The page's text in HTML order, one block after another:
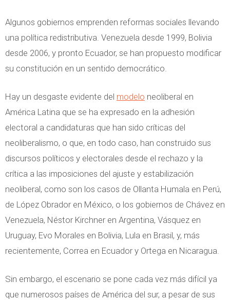
Algunos gobiernos emprenden reformas sociales llevando
una política redistributiva. Venezuela desde 1999, Bolivia
desde 2006, y pronto Ecuador, se han propuesto modificar
su constitución en un sentido democrático.
Hay un desgaste evidente del modelo neoliberal en
América Latina que se ha expresado en la adhesión
electoral a candidaturas que han sido críticas del
neoliberalismo, o que, en todo caso, han construido sus
discursos políticos y electorales desde el rechazo y la
crítica a las imposiciones del ajuste y estabilización
neoliberal, como son los casos de Ollanta Humala en Perú,
de López Obrador en México, o los gobiernos de Chávez en
Venezuela, Néstor Kirchner en Argentina, Vásquez en
Uruguay, Evo Morales en Bolivia, Lula en Brasil, y, más
recientemente, Correa en Ecuador y Ortega en Nicaragua.
Sin embargo, el escenario se pone cada vez más difícil ya
que numerosos países de América del sur, a pesar de sus